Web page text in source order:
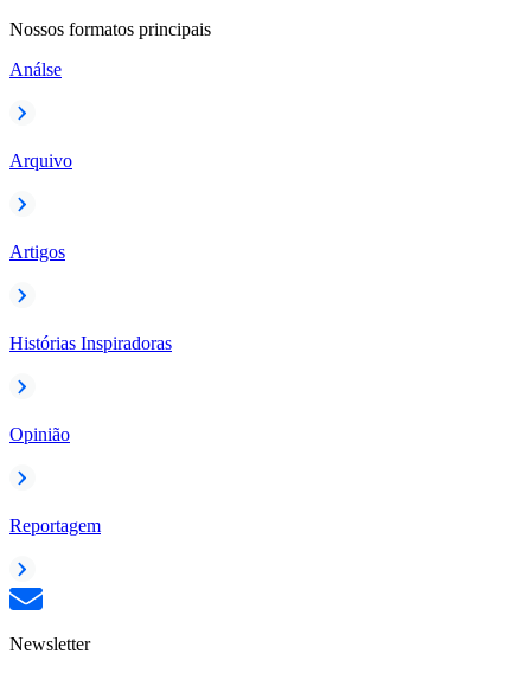
Nossos formatos principais
Análse
Arquivo
Artigos
Histórias Inspiradoras
Opinião
Reportagem
Newsletter